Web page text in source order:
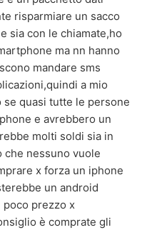
risparmiare un sacco
sia con le chiamate,ho
ma nn hanno
mandare sms
a mio
quasi tutte le persone
e avrebbero un
molti soldi sia in
che nessuno vuole
x forza un iphone
un android
prezzo x
è comprate gli